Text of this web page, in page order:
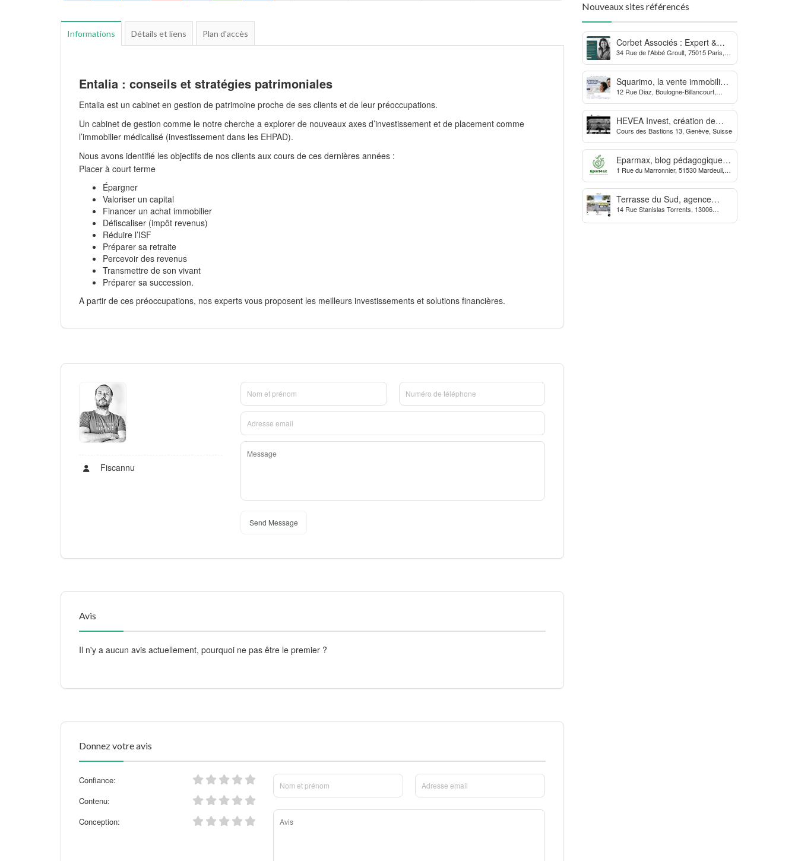
Informations Détails et liens Plan d'accès
Entalia : conseils et stratégies patrimoniales
Entalia est un cabinet en gestion de patrimoine proche de ses clients et de leur préoccupations.
Un cabinet de gestion comme le notre cherche a explorer de nouveaux axes d’investissement et de placement comme
l’immobilier médicalisé (investissement dans les EHPAD).
Nous avons identifié les objectifs de nos clients aux cours de ces dernières années :
Placer à court terme
Épargner
Valoriser un capital
Financer un achat immobilier
Défiscaliser (impôt revenus)
Réduire l’ISF
Préparer sa retraite
Percevoir des revenus
Transmettre de son vivant
Préparer sa succession.
A partir de ces préoccupations, nos experts vous proposent les meilleurs investissements et solutions financières.
Fiscannu
Send Message
Avis
Il n'y a aucun avis actuellement, pourquoi ne pas être le premier ?
Donnez votre avis
Confiance:
Contenu:
Conception:
Nouveaux sites référencés
Corbet Associés : Expert &
Partenaire des Dirigeants
d’Entreprise
34 Rue de l'Abbé Groult, 75015 Paris,
Squarimo, la vente immobilière
interactive qui dynamise les
transactions
12 Rue Diaz, Boulogne-Billancourt,
HEVEA Invest, création de
société et domiciliation en
Suisse
Cours des Bastions 13, Genève, Suisse
Eparmax, blog pédagogique
sur les finances personnelles
1 Rue du Marronnier, 51530 Mardeuil,
Terrasse du Sud, agence
Immobilière à Marseille
14 Rue Stanislas Torrents, 13006